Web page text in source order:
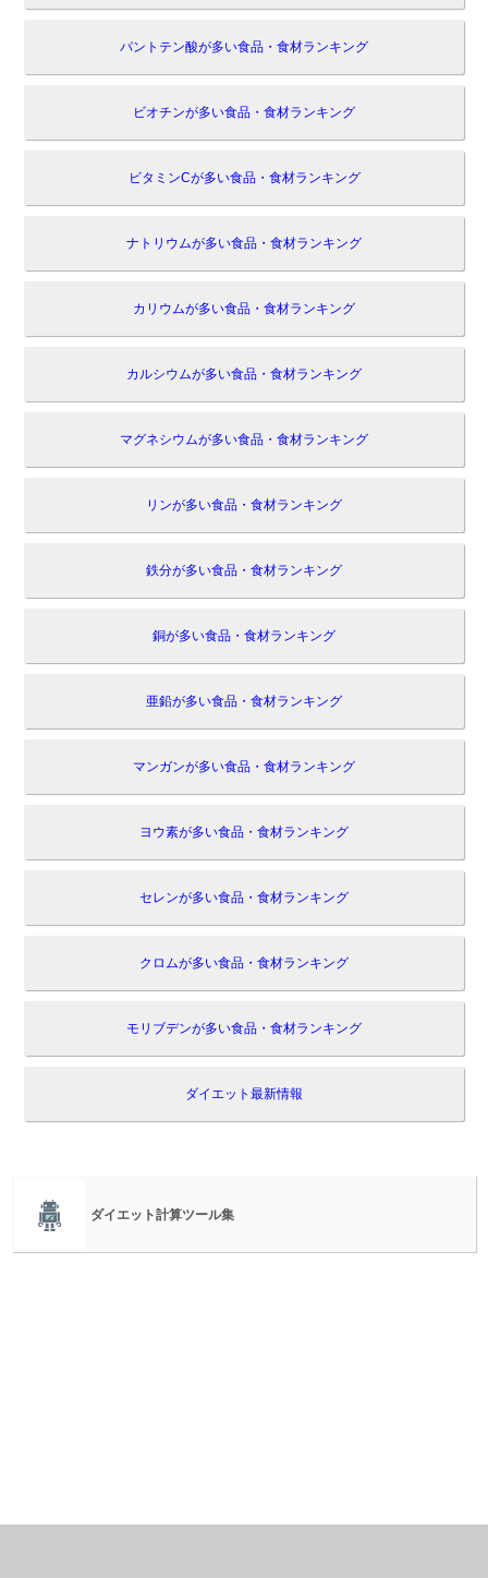
パントテン酸が多い食品・食材ランキング
ビオチンが多い食品・食材ランキング
ビタミンCが多い食品・食材ランキング
ナトリウムが多い食品・食材ランキング
カリウムが多い食品・食材ランキング
カルシウムが多い食品・食材ランキング
マグネシウムが多い食品・食材ランキング
リンが多い食品・食材ランキング
鉄分が多い食品・食材ランキング
銅が多い食品・食材ランキング
亜鉛が多い食品・食材ランキング
マンガンが多い食品・食材ランキング
ヨウ素が多い食品・食材ランキング
セレンが多い食品・食材ランキング
クロムが多い食品・食材ランキング
モリブデンが多い食品・食材ランキング
ダイエット最新情報
ダイエット計算ツール集